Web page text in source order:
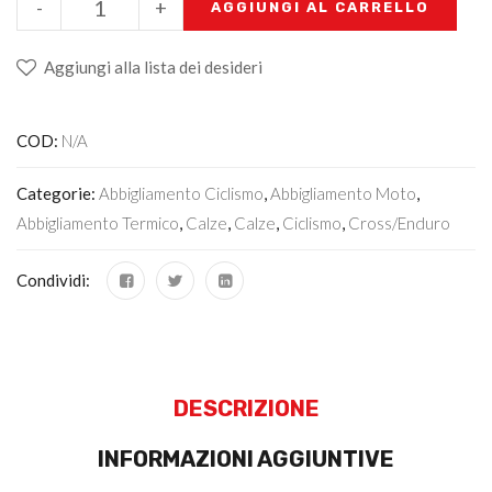
+
- AGGIUNGI AL CARRELLO
Aggiungi alla lista dei desideri
COD: N/A
Categorie: Abbigliamento Ciclismo,Abbigliamento Moto,
Abbigliamento Termico, Calze, Calze, Ciclismo, Cross/Enduro
Condividi:
DESCRIZIONE
INFORMAZIONI AGGIUNTIVE